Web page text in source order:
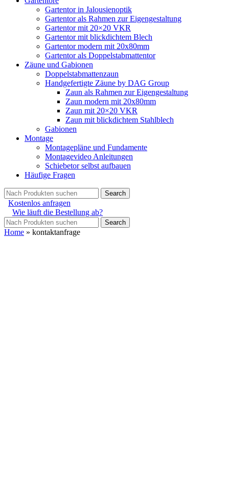
Gartentor in Jalousienoptik
Gartentor als Rahmen zur Eigengestaltung
Gartentor mit 20×20 VKR
Gartentor mit blickdichtem Blech
Gartentor modern mit 20x80mm
Gartentor als Doppelstabmattentor
Zäune und Gabionen
Doppelstabmattenzaun
Handgefertigte Zäune by DAG Group
Zaun als Rahmen zur Eigengestaltung
Zaun modern mit 20x80mm
Zaun mit 20×20 VKR
Zaun mit blickdichtem Stahlblech
Gabionen
Montage
Montagepläne und Fundamente
Montagevideo Anleitungen
Schiebetor selbst aufbauen
Häufige Fragen
Search
Kostenlos anfragen
Wie läuft die Bestellung ab?
Search
Home » kontaktanfrage